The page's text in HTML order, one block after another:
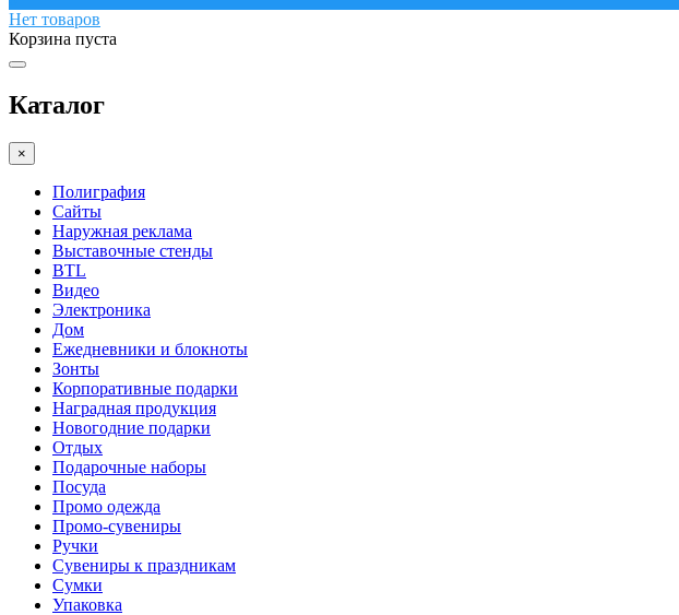
Нет товаров
Корзина пуста
Каталог
×
Полиграфия
Сайты
Наружная реклама
Выставочные стенды
BTL
Видео
Электроника
Дом
Ежедневники и блокноты
Зонты
Корпоративные подарки
Наградная продукция
Новогодние подарки
Отдых
Подарочные наборы
Посуда
Промо одежда
Промо-сувениры
Ручки
Сувениры к праздникам
Сумки
Упаковка